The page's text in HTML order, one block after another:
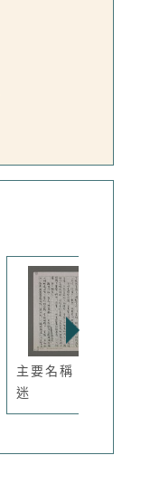
主要名稱：兩個恐龍
迷